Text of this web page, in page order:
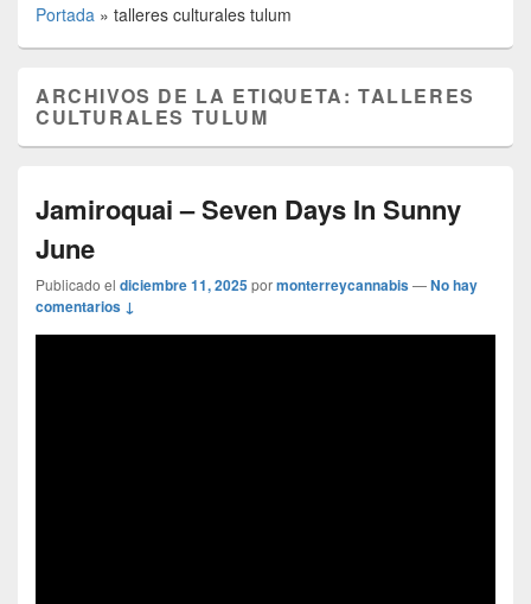
Portada » talleres culturales tulum
ARCHIVOS DE LA ETIQUETA:TALLERES
CULTURALES TULUM
Jamiroquai – Seven Days In Sunny
June
Publicado el diciembre 11, 2025pormonterreycannabis—No hay
comentarios ↓